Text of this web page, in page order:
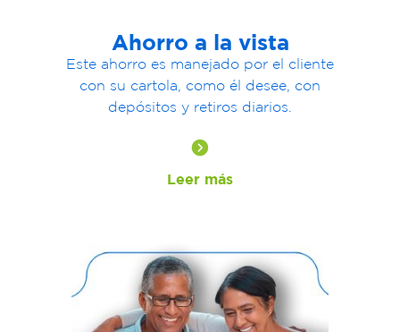
Ahorro a la vista
Este ahorro es manejado por el cliente
con su cartola, como él desee, con
depósitos y retiros diarios.
Leer más